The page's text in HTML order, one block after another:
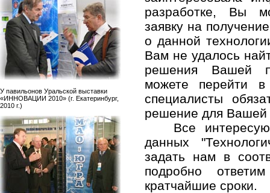
разработке, Вы
заявку на
о данной
Вам не удалось
решения Вашей
можете перейти
специалисты
решение для Вашей
Все
данных
задать нам в
подробно
кратчайшие сроки.
У павильонов Уральской выставки
«ИННОВАЦИИ 2010» (г. Екатеринбург,
2010 г.)